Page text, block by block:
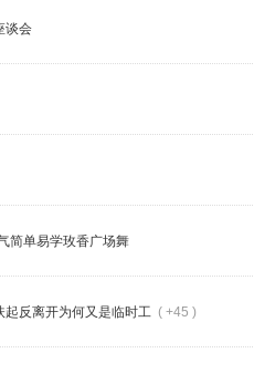
谈会
简单易学玫香广场舞
起反离开为何又是临时工 ( +45 )